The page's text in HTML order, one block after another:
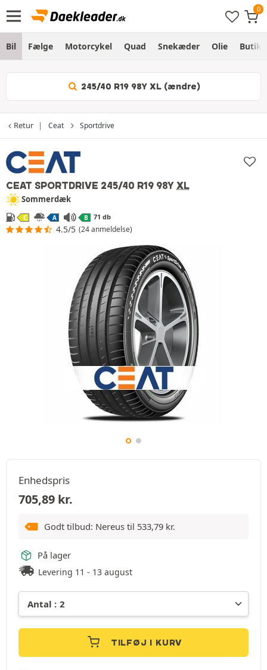
Bil Fælge Motorcykel Quad Snekæder Olie Butik
245/40 R19 98Y XL (ændre)
Retur Ceat Sportdrive
CEAT SPORTDRIVE 245/40 R19 98Y XL
Sommerdæk
C A B 71 db
4.5/5 (24 anmeldelse)
Enhedspris
705,89 kr.
Godt tilbud: Nereus til 533,79 kr.
På lager
Levering 11 - 13 august
TILFØJ I KURV